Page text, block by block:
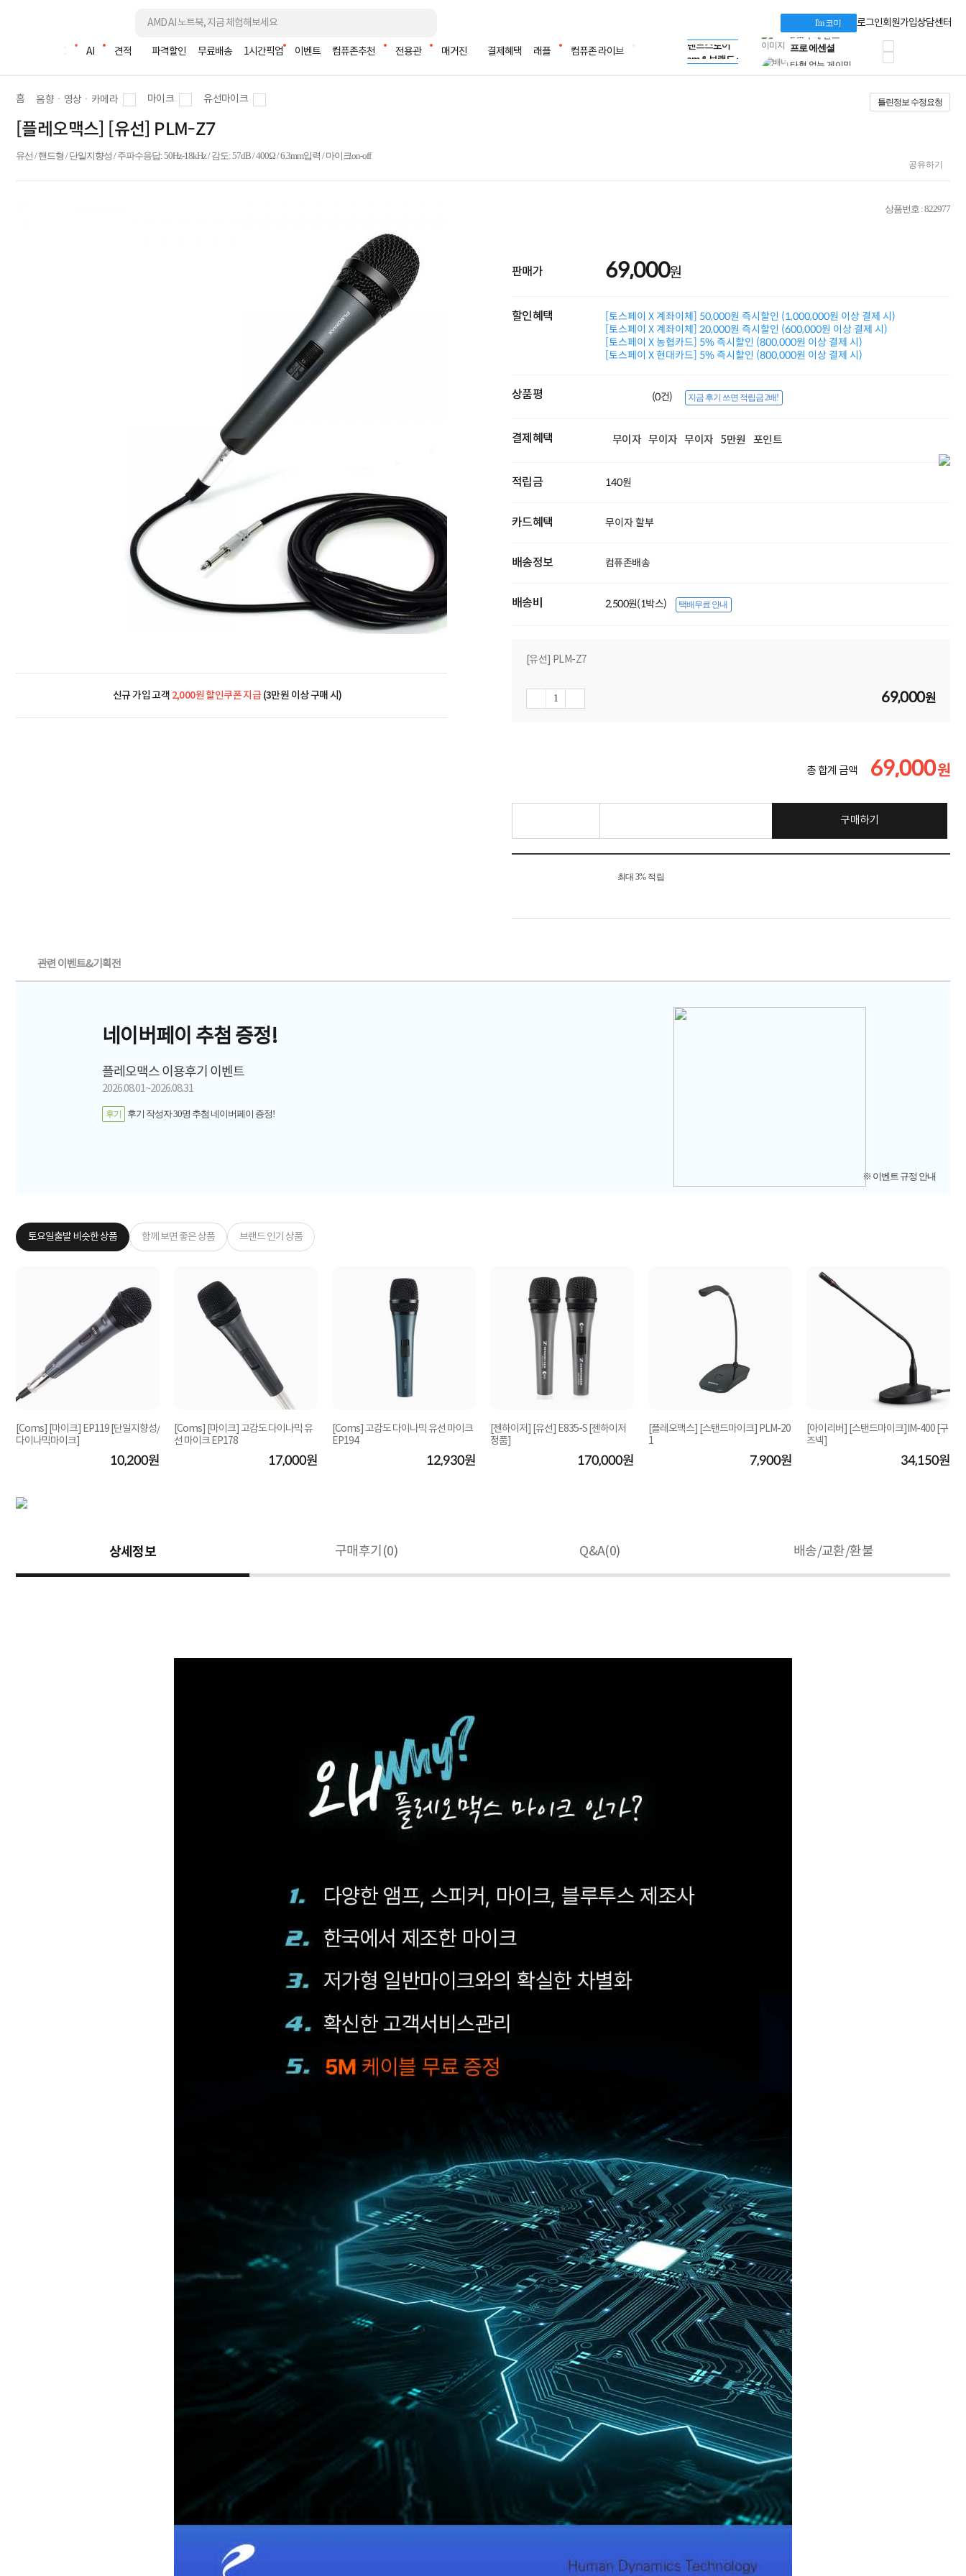
I'm 코미 로그인회원가입상담센터
조립PC AI 견적 파격할인 무료배송 1시간픽업 이벤트 컴퓨존추천 전용관 매거진 결제혜택 래플 컴퓨존 라이브
LG gram & 브랜드스토어
Microsoft 브랜드스토어
AMD 브랜드스토어
Dell 구매 찬스
프로 에센셜
타협 없는 게이밍
로지텍
MSI 공유기
적립금 3% 페이백
시스코 스위칭허브
누적 금액 별
홈 음향ㆍ영상ㆍ카메라 마이크 유선마이크 틀린정보 수정요청
[플레오맥스] [유선] PLM-Z7
유선 / 핸드형 / 단일지향성 / 주파수응답: 50Hz-18kHz / 감도: 57dB / 400Ω / 6.3mm입력 / 마이크on-off
공유하기
신규 가입 고객 2,000원 할인쿠폰 지급(3만원 이상 구매 시)
상품번호 : 822977
판매가 69,000원
할인혜택
[토스페이 X 계좌이체] 50,000원 즉시할인 (1,000,000원 이상 결제 시)
[토스페이 X 계좌이체] 20,000원 즉시할인 (600,000원 이상 결제 시)
[토스페이 X 농협카드] 5% 즉시할인 (800,000원 이상 결제 시)
[토스페이 X 현대카드] 5% 즉시할인 (800,000원 이상 결제 시)
상품평 (0건) 지금 후기 쓰면 적립금 2배!
결제혜택 무이자 무이자 무이자 5만원 포인트
적립금 140원
카드혜택 무이자 할부
배송정보 컴퓨존배송
배송비 2,500원(1박스) 택배무료 안내
[유선] PLM-Z7
69,000원
총 합계 금액 69,000원
구매하기
최대 3% 적립
관련 이벤트&기획전
네이버페이 추첨 증정!
플레오맥스 이용후기 이벤트
2026.08.01~2026.08.31
후기 후기 작성자 30명 추첨 네이버페이 증정!
※ 이벤트 규정 안내
토요일출발 비슷한 상품 함께 보면 좋은 상품 브랜드 인기 상품
[Coms] [마이크] EP119 [단일지향성/
다이나믹마이크]
10,200원
[Coms] [마이크] 고감도 다이나믹 유
선 마이크 EP178
17,000원
[Coms] 고감도 다이나믹 유선 마이크
EP194
12,930원
[젠하이저] [유선] E835-S [젠하이저
정품]
170,000원
[플레오맥스] [스탠드마이크] PLM-20
1
7,900원
[아이리버] [스탠드마이크]IM-400 [구
즈넥]
34,150원
상세정보 구매후기(0) Q&A(0) 배송/교환/환불